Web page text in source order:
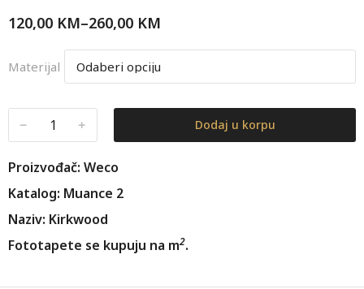
120,00 KM–260,00 KM
Materijal
﹣ ﹢ Dodaj u korpu
Proizvođač: Weco
Katalog: Muance 2
Naziv: Kirkwood
Fototapete se kupuju na m2.